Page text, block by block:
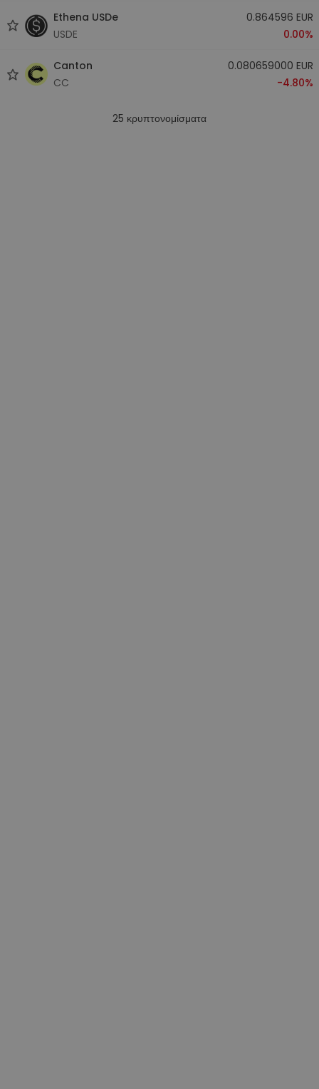
Ethena USDe
USDE
0.864596 EUR
0.00%
Canton
CC
0.080659000 EUR
-4.80%
25 κρυπτονομίσματα